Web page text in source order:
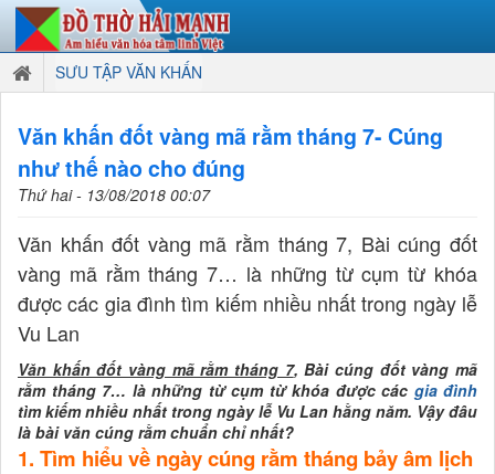
SƯU TẬP VĂN KHẤN
Văn khấn đốt vàng mã rằm tháng 7- Cúng
như thế nào cho đúng
Thứ hai - 13/08/2018 00:07
Văn khấn đốt vàng mã rằm tháng 7, Bài cúng đốt
vàng mã rằm tháng 7… là những từ cụm từ khóa
được các gia đình tìm kiếm nhiều nhất trong ngày lễ
Vu Lan
Văn khấn đốt vàng mã rằm tháng 7, Bài cúng đốt vàng mã
rằm tháng 7… là những từ cụm từ khóa được các gia đình
tìm kiếm nhiều nhất trong ngày lễ Vu Lan hằng năm. Vậy đâu
là bài văn cúng rằm chuẩn chỉ nhất?
1. Tìm hiểu về ngày cúng rằm tháng bảy âm lịch